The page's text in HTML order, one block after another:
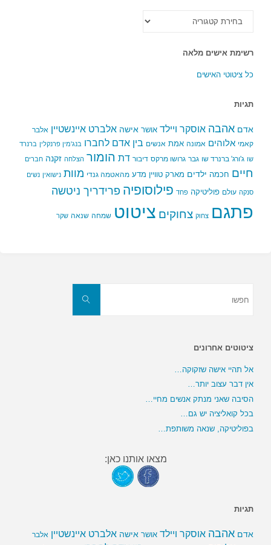
הקטגוריות
רשימת אישים מלאה
כל ציטוטי האישים
תגיות
אדם אהבה אוסקר ויילד אושר אישה אלברט איינשטיין אלבר
קאמי אלוהים אמונה אמת אנשים בין אדם לחברו בנג'מין פרנקלין ברנרד
שו ג'ורג' ברנרד שו גבר גרושו מרקס דיבור דת הומור הצלחה זקנה חברים
חיים חכמה ילדים מארק טוויין מדע מהאטמה גנדי מוות נישואין נשים
סנקה עולם פוליטיקה פחד פילוסופיה פרידריך ניטשה
פתגם צחוק צחוקים ציטוט שמחה שנאה שקר
חפשו
ציטוטים אחרונים
אל תהיי אישה שזקוקה…
אין דבר עצוב יותר…
הסיבה שאני מנתק אנשים מחיי…
בכל קואליציה יש גם…
בפוליטיקה, שנאה משותפת…
מצאו אותנו כאן:
תגיות
אדם אהבה אוסקר ויילד אושר אישה אלברט איינשטיין אלבר